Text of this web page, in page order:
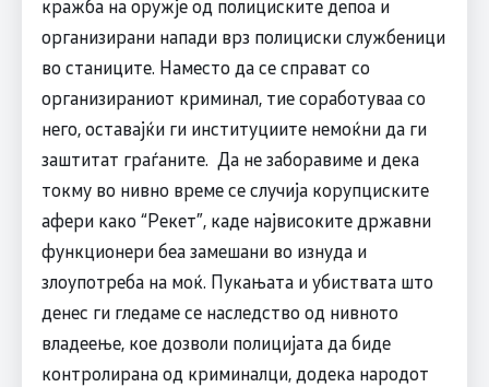
кражба на оружје од полициските депоа и
организирани напади врз полициски службеници
во станиците. Наместо да се справат со
организираниот криминал, тие соработуваа со
него, оставајќи ги институциите немоќни да ги
заштитат граѓаните. Да не заборавиме и дека
токму во нивно време се случија корупциските
афери како “Рекет”, каде највисоките државни
функционери беа замешани во изнуда и
злоупотреба на моќ. Пукањата и убиствата што
денес ги гледаме се наследство од нивното
владеење, кое дозволи полицијата да биде
контролирана од криминалци, додека народот